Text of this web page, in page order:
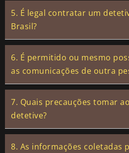
5. É legal contratar um
Brasil?
6. É permitido ou mesmo
as comunicações de outra
7. Quais precauções tomar
detetive?
8. As informações coletadas